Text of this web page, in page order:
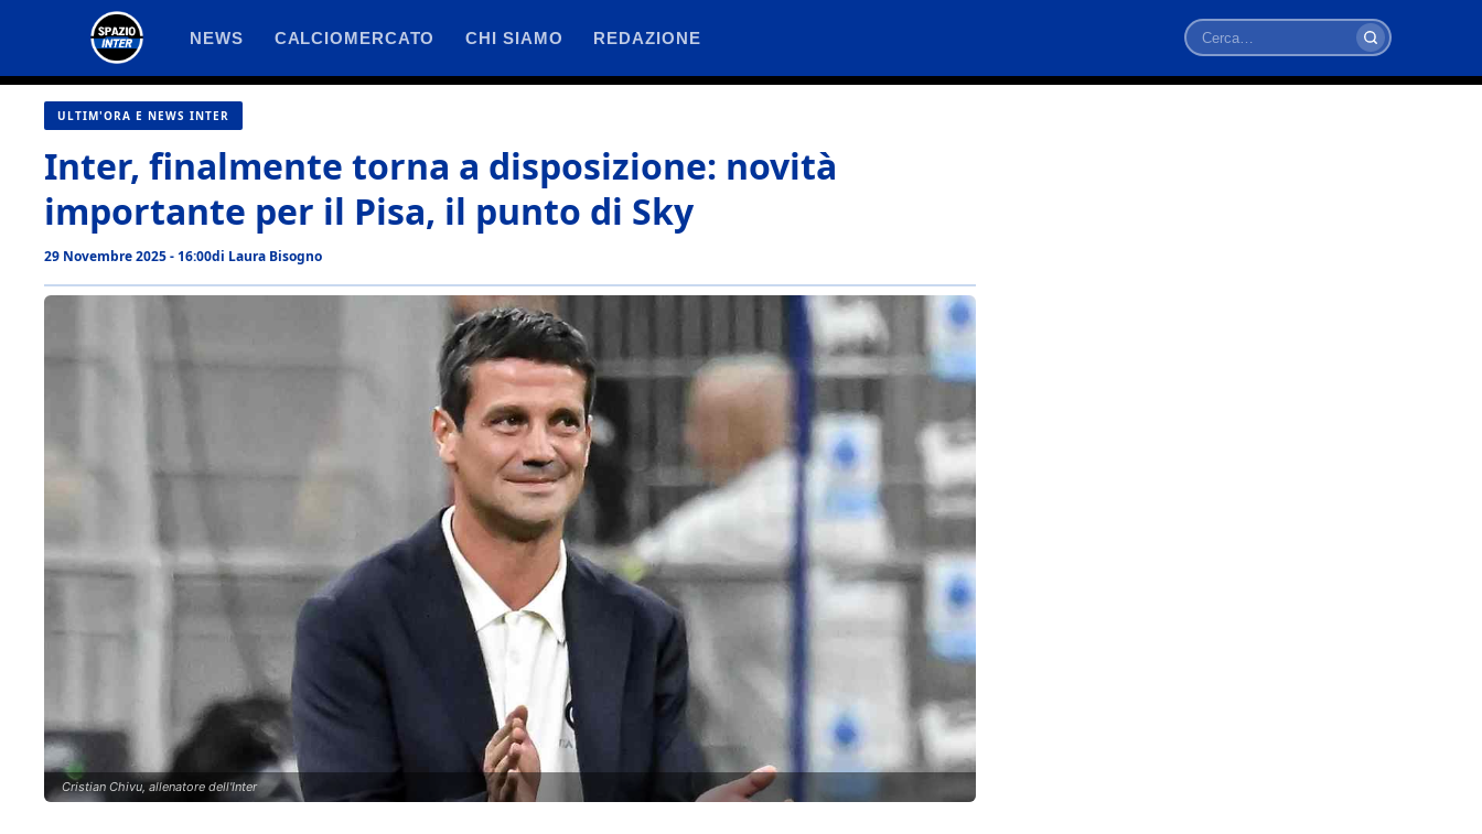
contenuto
NEWS CALCIOMERCATO CHI SIAMO REDAZIONE
Cerca
ULTIM'ORA E NEWS INTER
Inter, finalmente torna a disposizione: novità
importante per il Pisa, il punto di Sky
29 Novembre 2025 - 16:00di Laura Bisogno
Cristian Chivu, allenatore dell'Inter